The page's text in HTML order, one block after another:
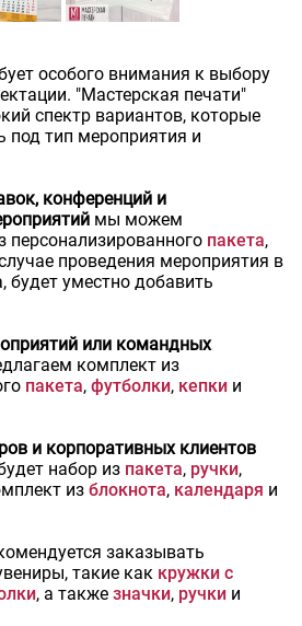
особого внимания к выбору
"Мастерская печати"
спектр вариантов, которые
под тип мероприятия и
конференций и
мы можем
персонализированного пакета,
проведения мероприятия в
будет уместно добавить
или командных
комплект из
пакета, футболки, кепки и
и корпоративных клиентов
набор из пакета, ручки,
из блокнота, календаря и
заказывать
такие как кружки с
, а также значки, ручки и